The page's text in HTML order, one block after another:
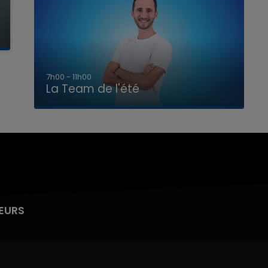
7h00 - 11h00
La Team de l'été